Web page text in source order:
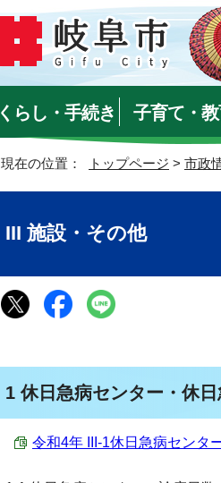
くらし・手続き 子育て・
現在の位置： トップページ > 市政
III 施設・その他
1 休日急病センター・休
令和4年 III-1休日急病センタ